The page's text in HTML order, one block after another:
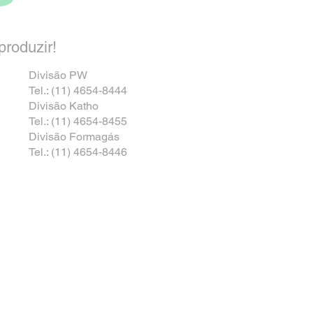
Divisão PW
Tel.: (11) 4654-8444
Divisão Katho
Tel.: (11) 4654-8455
Divisão Formagás
Tel.: (11) 4654-8446